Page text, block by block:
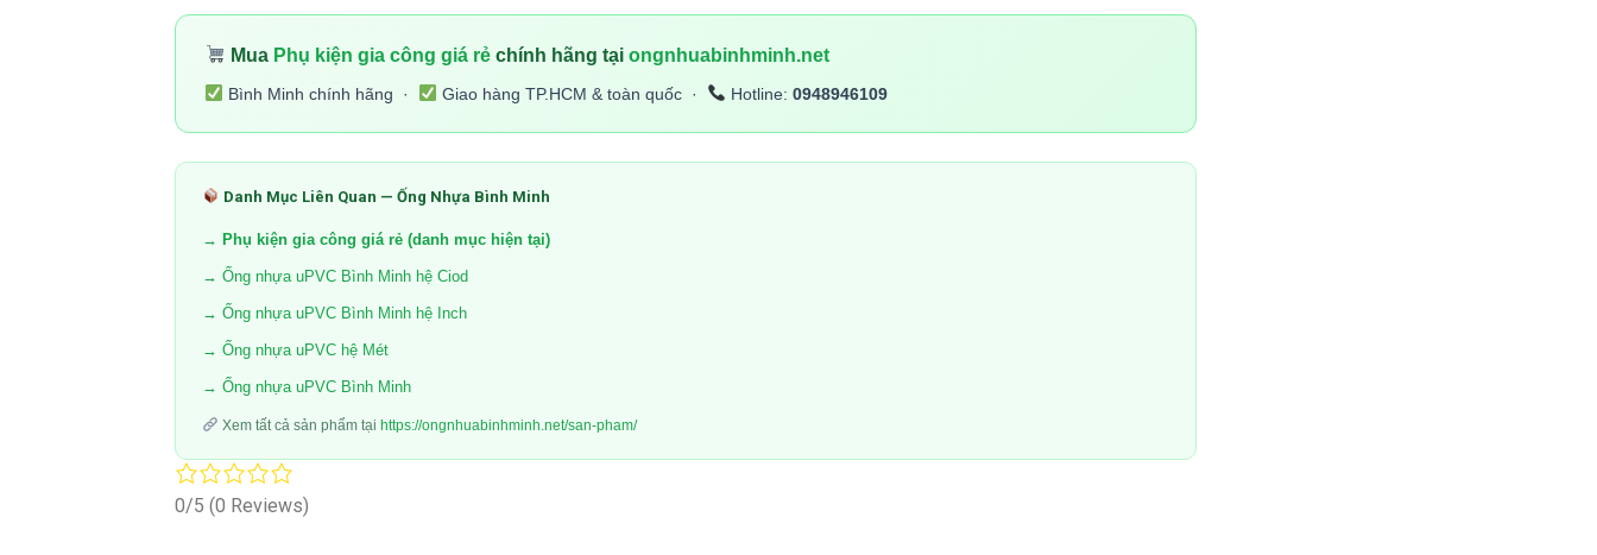
Mua Phụ kiện gia công giá rẻ chính hãng tạiongnhuabinhminh.net
Bình Minh chính hãng · Giao hàng TP.HCM & toàn quốc · Hotline: 0948946109
Danh Mục Liên Quan — Ống Nhựa Bình Minh
→ Phụ kiện gia công giá rẻ (danh mục hiện tại)
→ Ống nhựa uPVC Bình Minh hệ Ciod
→ Ống nhựa uPVC Bình Minh hệ Inch
→ Ống nhựa uPVC hệ Mét
→ Ống nhựa uPVC Bình Minh
Xem tất cả sản phẩm tại https://ongnhuabinhminh.net/san-pham/
0/5 (0 Reviews)